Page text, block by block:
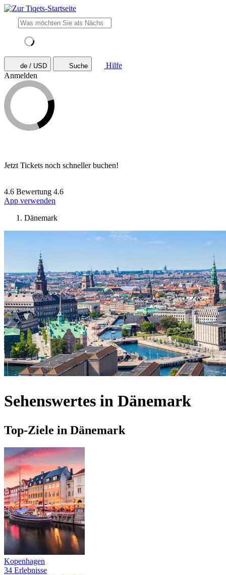
de / USD Suche
Hilfe
Anmelden
Jetzt Tickets noch schneller buchen!
4.6 Bewertung 4.6
App verwenden
Dänemark
Sehenswertes in Dänemark
Top-Ziele in Dänemark
Kopenhagen
34 Erlebnisse